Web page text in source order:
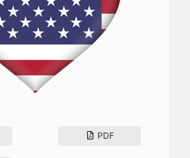
PDF